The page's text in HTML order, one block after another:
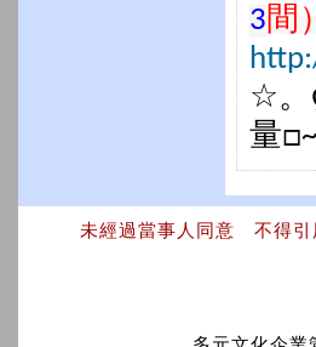
3間）
☆。
量
未經過當事人同意 不得